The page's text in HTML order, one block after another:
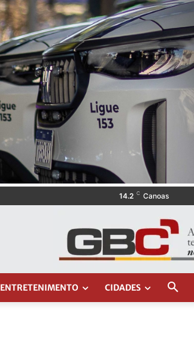
14.2 C Canoas
ENTRETENIMENTO CIDADES